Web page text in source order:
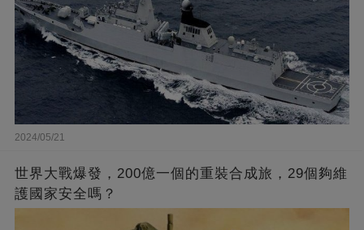
2024/05/21
世界大戰爆發，200億一個的重裝合成旅，29個夠維
護國家安全嗎？